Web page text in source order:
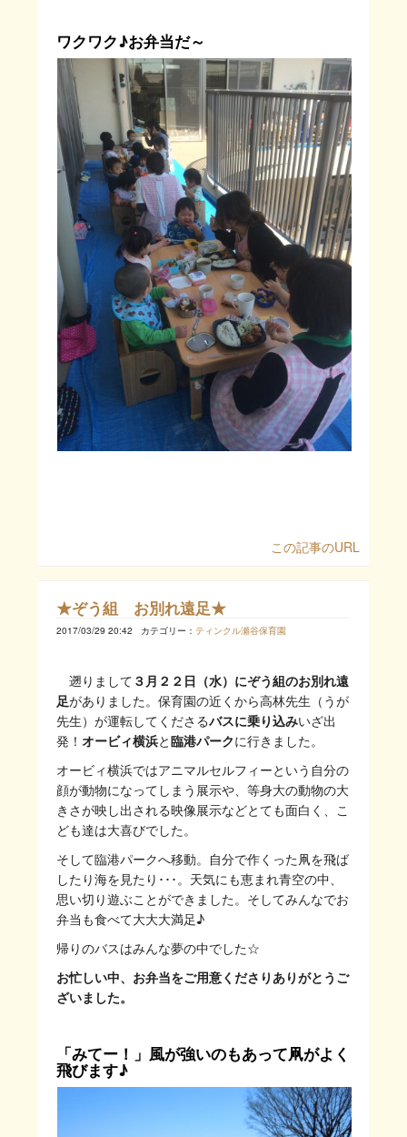
ワクワク♪お弁当だ～
この記事のURL
★ぞう組 お別れ遠足★
2017/03/29 20:42 カテゴリー： ティンクル瀬谷保育園
遡りまして ３月２２日（水）にぞう組のお別れ遠
足がありました。保育園の近くから高林先生（うが
先生）が運転してくださるバスに乗り込みいざ出
発！ オービィ横浜と臨港パークに行きました。
オービィ横浜ではアニマルセルフィーという自分の
顔が動物になってしまう展示や、等身大の動物の大
きさが映し出される映像展示などとても面白く、こ
ども達は大喜びでした。
そして臨港パークへ移動。自分で作くった凧を飛ば
したり海を見たり･･･。天気にも恵まれ青空の中、
思い切り遊ぶことができました。そしてみんなでお
弁当も食べて大大大満足♪
帰りのバスはみんな夢の中でした☆
お忙しい中、お弁当をご用意くださりありがとうご
ざいました。
「みてー！」風が強いのもあって凧がよく
飛びます♪